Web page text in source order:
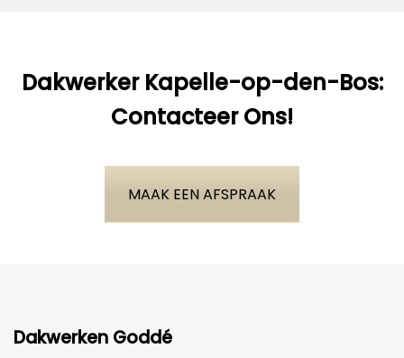
Dakwerker Kapelle-op-den-Bos:
Contacteer Ons!
MAAK EEN AFSPRAAK
Dakwerken Goddé